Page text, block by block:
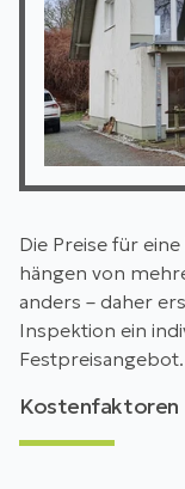
Die Preise für eine
hängen von
anders – daher
Inspektion ein
Festpreisangebot.
Kostenfaktoren